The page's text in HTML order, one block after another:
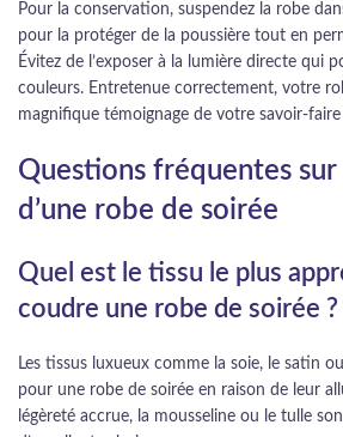
Pour la conservation, suspendez la robe
pour la protéger de la poussière tout en
Évitez de l’exposer à la lumière directe qui
couleurs. Entretenue correctement, votre
magnifique témoignage de votre savoir-
Questions fréquentes
d’une robe de soirée
Quel est le tissu le plus
coudre une robe de soirée ?
Les tissus luxueux comme la soie, le satin
pour une robe de soirée en raison de leur
légèreté accrue, la mousseline ou le tulle